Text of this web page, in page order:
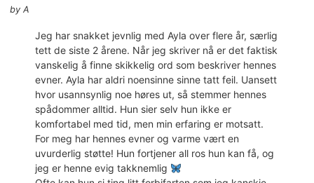
by A
Jeg har snakket jevnlig med Ayla over flere år, særlig
tett de siste 2 årene. Når jeg skriver nå er det faktisk
vanskelig å finne skikkelig ord som beskriver hennes
evner. Ayla har aldri noensinne sinne tatt feil. Uansett
hvor usannsynlig noe høres ut, så stemmer hennes
spådommer alltid. Hun sier selv hun ikke er
komfortabel med tid, men min erfaring er motsatt.
For meg har hennes evner og varme vært en
uvurderlig støtte! Hun fortjener all ros hun kan få, og
jeg er henne evig takknemlig